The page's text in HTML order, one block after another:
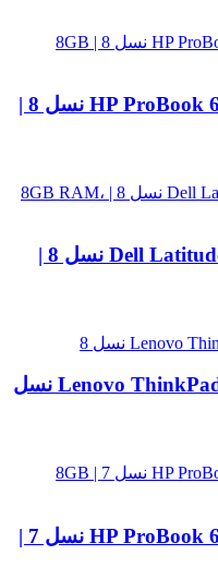
لپ تاپ استوک HP ProBook 650 G4 Core i3 نسل 8 |
لپ تاپ استوک Dell Latitude 5400 Core i5 نسل 8 |
لپ تاپ استوک Lenovo ThinkPad L590 Core i5 نسل
لپ تاپ استوک HP ProBook 640 G3 Core i5 نسل 7 |